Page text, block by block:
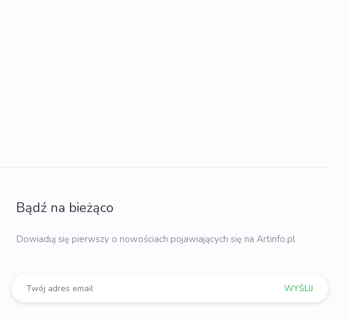
Bądź na bieżąco
Dowiaduj się pierwszy o nowościach pojawiających się na Artinfo.pl
WYŚLIJ